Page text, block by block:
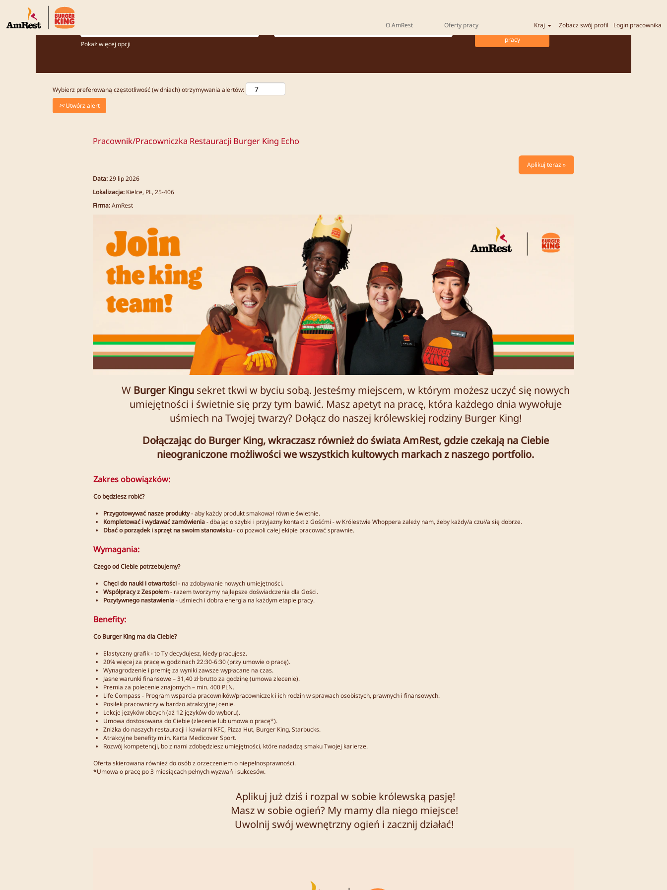
O AmRest Oferty pracy Kraj Zobacz swój profil Login pracownika
Pokaż więcej opcji
Wybierz preferowaną częstotliwość (w dniach) otrzymywania alertów:
Utwórz alert
Pracownik/Pracowniczka Restauracji Burger King Echo
Aplikuj teraz »
Data:29 lip 2026
Lokalizacja: Kielce, PL, 25-406
Firma:AmRest
W Burger Kingusekret tkwi w byciu sobą. Jesteśmy miejscem, w którym możesz uczyć się nowych
umiejętności i świetnie się przy tym bawić. Masz apetyt na pracę, która każdego dnia wywołuje
uśmiech na Twojej twarzy? Dołącz do naszej królewskiej rodziny Burger King!
Dołączając do Burger King, wkraczasz również do świata AmRest, gdzie czekają na Ciebie
nieograniczone możliwości we wszystkich kultowych markach z naszego portfolio.
Zakres obowiązków:
Co będziesz robić?
Przygotowywać nasze produkty- aby każdy produkt smakował równie świetnie.
Kompletować i wydawać zamówienia- dbając o szybki i przyjazny kontakt z Gośćmi - w Królestwie Whoppera zależy nam, żeby każdy/a czuł/a się dobrze.
Dbać o porządek i sprzęt na swoim stanowisku- co pozwoli całej ekipie pracować sprawnie.
Wymagania:
Czego od Ciebie potrzebujemy?
Chęci do nauki i otwartości- na zdobywanie nowych umiejętności.
Współpracy z Zespołem- razem tworzymy najlepsze doświadczenia dla Gości.
Pozytywnego nastawienia- uśmiech i dobra energia na każdym etapie pracy.
Benefity:
Co Burger King ma dla Ciebie?
Elastyczny grafik - to Ty decydujesz, kiedy pracujesz.
20% więcej za pracę w godzinach 22:30-6:30 (przy umowie o pracę).
Wynagrodzenie i premię za wyniki zawsze wypłacane na czas.
Jasne warunki finansowe – 31,40 zł brutto za godzinę (umowa zlecenie).
Premia za polecenie znajomych – min. 400 PLN.
Life Compass - Program wsparcia pracowników/pracowniczek i ich rodzin w sprawach osobistych, prawnych i finansowych.
Posiłek pracowniczy w bardzo atrakcyjnej cenie.
Lekcje języków obcych (aż 12 języków do wyboru).
Umowa dostosowana do Ciebie (zlecenie lub umowa o pracę*).
Zniżka do naszych restauracji i kawiarni KFC, Pizza Hut, Burger King, Starbucks.
Atrakcyjne benefity m.in. Karta Medicover Sport.
Rozwój kompetencji, bo z nami zdobędziesz umiejętności, które nadadzą smaku Twojej karierze.
Oferta skierowana również do osób z orzeczeniem o niepełnosprawności.
*Umowa o pracę po 3 miesiącach pełnych wyzwań i sukcesów.
Aplikuj już dziś i rozpal w sobie królewską pasję!
Masz w sobie ogień? My mamy dla niego miejsce!
Uwolnij swój wewnętrzny ogień i zacznij działać!